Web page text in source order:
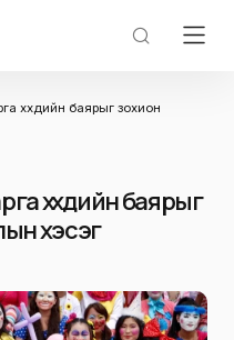
хүүхдийн баярыг зохион
хүүхдийн баярыг
хэсэг